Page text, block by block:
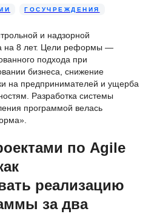
ГОСУЧРЕЖДЕНИЯ
и надзорной
на 8 лет. Цели реформы —
подхода при
бизнеса, снижение
на предпринимателей и ущерба
Разработка системы
программой велась
по Agile
реализацию
за два